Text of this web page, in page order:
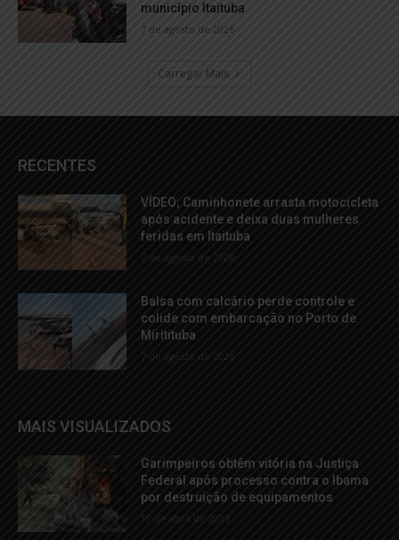
município Itaituba
7 de agosto de 2026
Carregar Mais
RECENTES
VÍDEO; Caminhonete arrasta motocicleta
após acidente e deixa duas mulheres
feridas em Itaituba
7 de agosto de 2026
Balsa com calcário perde controle e
colide com embarcação no Porto de
Miritituba
7 de agosto de 2026
MAIS VISUALIZADOS
Garimpeiros obtêm vitória na Justiça
Federal após processo contra o Ibama
por destruição de equipamentos
19 de abril de 2023